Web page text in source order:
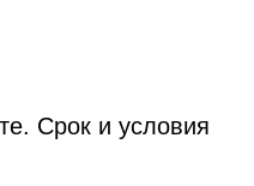
Срок и условия